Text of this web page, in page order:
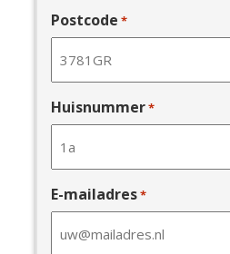
Postcode *
Huisnummer*
E-mailadres*